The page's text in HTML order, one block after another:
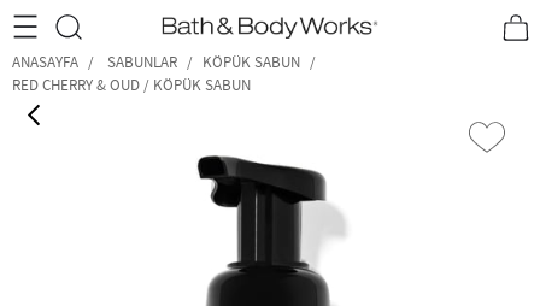
•2200₺ ve Üzeri Kargo Ücretsiz!• *Promosyon Detayları
ANASAYFA SABUNLAR
KÖPÜK SABUN
RED CHERRY & OUD / KÖPÜK SABUN